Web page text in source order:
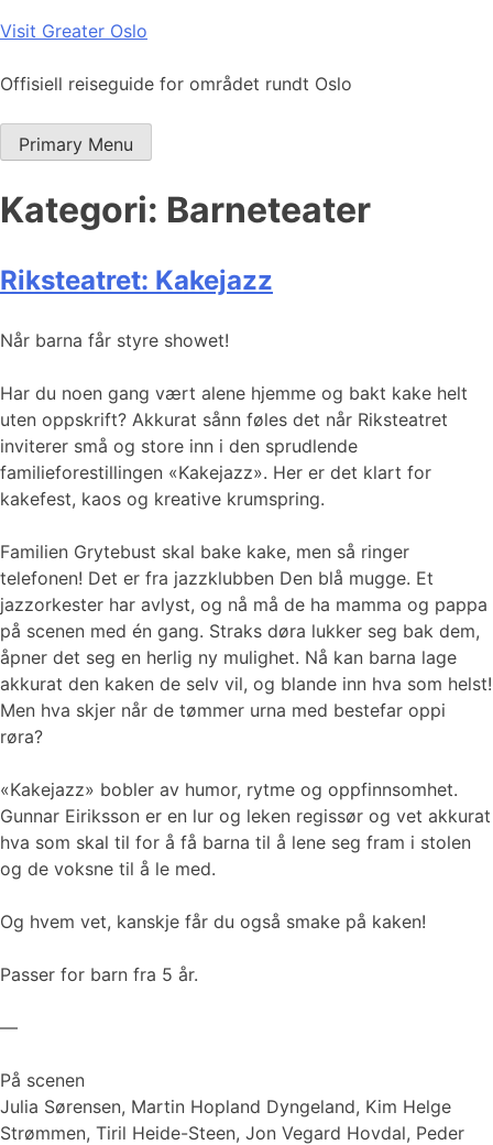
Skip
content
Visit Greater Oslo
Offisiell reiseguide for området rundt Oslo
Primary Menu
Kategori: Barneteater
Riksteatret: Kakejazz
Når barna får styre showet!
Har du noen gang vært alene hjemme og bakt kake helt
uten oppskrift? Akkurat sånn føles det når Riksteatret
inviterer små og store inn i den sprudlende
familieforestillingen «Kakejazz». Her er det klart for
kakefest, kaos og kreative krumspring.
Familien Grytebust skal bake kake, men så ringer
telefonen! Det er fra jazzklubben Den blå mugge. Et
jazzorkester har avlyst, og nå må de ha mamma og pappa
på scenen med én gang. Straks døra lukker seg bak dem,
åpner det seg en herlig ny mulighet. Nå kan barna lage
akkurat den kaken de selv vil, og blande inn hva som helst!
Men hva skjer når de tømmer urna med bestefar oppi
røra?
«Kakejazz» bobler av humor, rytme og oppfinnsomhet.
Gunnar Eiriksson er en lur og leken regissør og vet akkurat
hva som skal til for å få barna til å lene seg fram i stolen
og de voksne til å le med.
Og hvem vet, kanskje får du også smake på kaken!
Passer for barn fra 5 år.
—
På scenen
Julia Sørensen, Martin Hopland Dyngeland, Kim Helge
Strømmen, Tiril Heide-Steen, Jon Vegard Hovdal, Peder